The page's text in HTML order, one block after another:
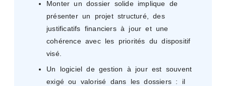
Monter un dossier solide implique de
présenter un projet structuré, des
justificatifs financiers à jour et une
cohérence avec les priorités du dispositif
visé.
Un logiciel de gestion à jour est souvent
exigé ou valorisé dans les dossiers : il